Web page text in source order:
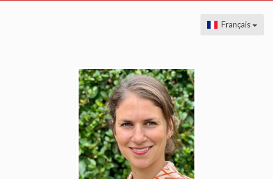
Français